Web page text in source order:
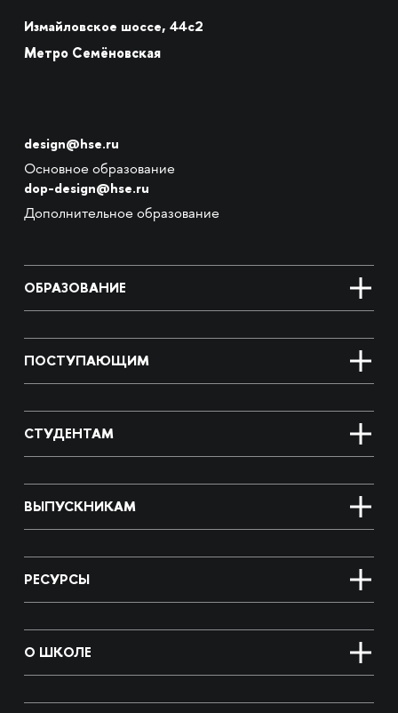
Измайловское шоссе, 44с2
Метро Семёновская
design@hse.ru
Основное образование
dop-design@hse.ru
Дополнительное образование
ОБРАЗОВАНИЕ
ПОСТУПАЮЩИМ
СТУДЕНТАМ
ВЫПУСКНИКАМ
РЕСУРСЫ
О ШКОЛЕ